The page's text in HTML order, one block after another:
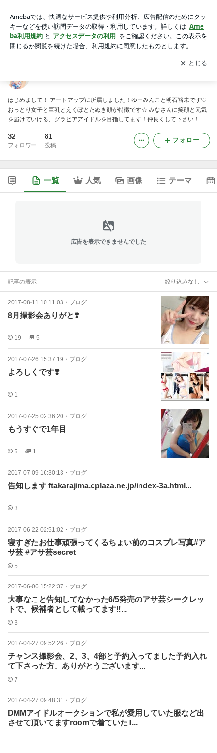
アプリをダウンロードして ブログの更新通知
を受け取りまし
ょう。
開く
はじめまして！ アートアップに所属しました！ゆーみんこと明石裕未です♡
おっとり女子と巨乳とえくぼとたぬき顔が特徴です☆ みなさんに笑顔と元気
を届けていける、グラビアアイドルを目指してます！仲良くして下さい！
32
フォロワー
81
投稿
フォロー
一覧 人気 画像 テーマ
広告を表示できませんでした
記事の表示 絞り込みなし
2017-08-11 10:11:03 ・ ブログ
8月撮影会ありがと❣️
19 5
2017-07-26 15:37:19 ・ ブログ
よろしくです❣️
1
2017-07-25 02:36:20 ・ ブログ
もうすぐで1年目
5 1
2017-07-09 16:30:13 ・ ブログ
告知します ftakarajima.cplaza.ne.jp/index-3a.html...
3
2017-06-22 02:51:02 ・ ブログ
寝すぎたお仕事頑張ってくるちょい前のコスプレ写真#ア
サ芸 #アサ芸secret
5
2017-06-06 15:22:37 ・ ブログ
大事なこと告知してなかった6/5発売のアサ芸シークレッ
トで、候補者として載ってます‼︎...
3
2017-04-27 09:52:26 ・ ブログ
チャンス撮影会、2、3、4部と予約入ってました予約入れ
て下さった方、ありがとうございます...
7
2017-04-27 09:48:31 ・ ブログ
DMMアイドルオークションで私が愛用していた服など出
させて頂いてますroomで着ていたT...